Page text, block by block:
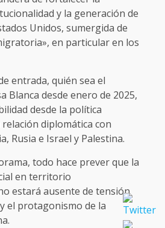
y la generación de
Unidos, sumergida de
en particular en los
entrada, quién sea el
Blanca desde enero de 2025,
desde la política
diplomática con
Rusia e Israel y Palestina.
todo hace prever que la
en territorio
estará ausente de tensión
el protagonismo de la